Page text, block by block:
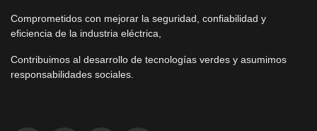
Comprometidos con mejorar la seguridad, confiabilidad y
eficiencia de la industria eléctrica,
Contribuimos al desarrollo de tecnologías verdes y asumimos
responsabilidades sociales.